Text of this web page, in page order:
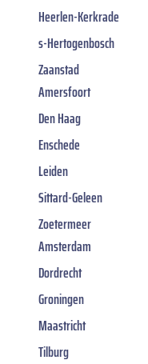
Heerlen-Kerkrade
s-Hertogenbosch
Zaanstad
Amersfoort
Den Haag
Enschede
Leiden
Sittard-Geleen
Zoetermeer
Amsterdam
Dordrecht
Groningen
Maastricht
Tilburg